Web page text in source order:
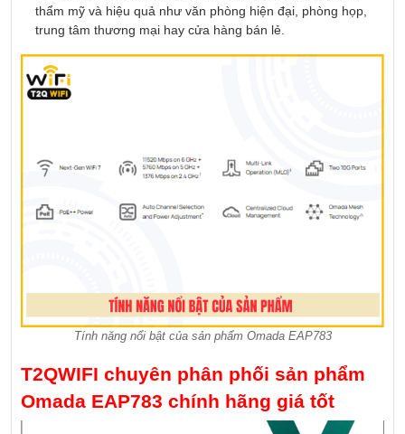
thẩm mỹ và hiệu quả như văn phòng hiện đại, phòng họp,
trung tâm thương mại hay cửa hàng bán lẻ.
Tính năng nổi bật của sản phẩm Omada EAP783
T2QWIFI chuyên phân phối sản phẩm
Omada EAP783 chính hãng giá tốt